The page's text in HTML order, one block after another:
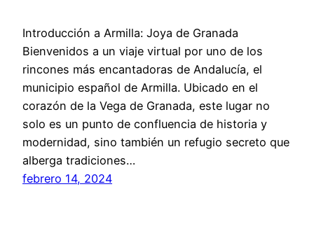
Introducción a Armilla: Joya de Granada
Bienvenidos a un viaje virtual por uno de los
rincones más encantadoras de Andalucía, el
municipio español de Armilla. Ubicado en el
corazón de la Vega de Granada, este lugar no
solo es un punto de confluencia de historia y
modernidad, sino también un refugio secreto que
alberga tradiciones…
febrero 14, 2024